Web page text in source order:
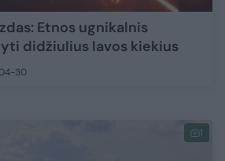
Etnos ugnikalnis
didžiulius lavos kiekius
30
1